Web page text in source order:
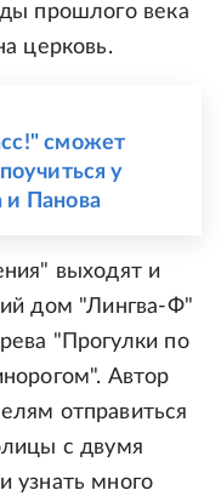
прошлого века
церковь.
сможет
у
и Панова
выходят и
дом "Лингва-Ф"
"Прогулки по
Автор
отправиться
с двумя
узнать много